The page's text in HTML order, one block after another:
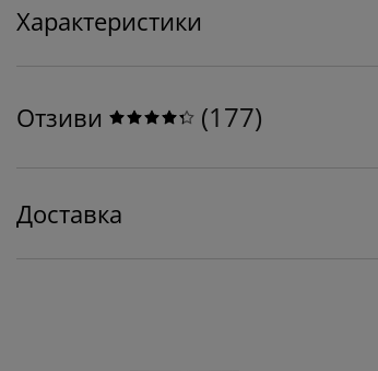
Характеристики
Отзиви (177)
Доставка